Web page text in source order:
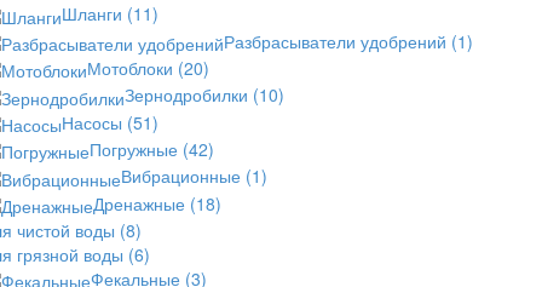
Шланги (11)
Разбрасыватели удобрений (1)
Мотоблоки (20)
Зернодробилки (10)
Насосы (51)
Погружные (42)
Вибрационные (1)
Дренажные (18)
чистой воды (8)
грязной воды (6)
Фекальные (3)